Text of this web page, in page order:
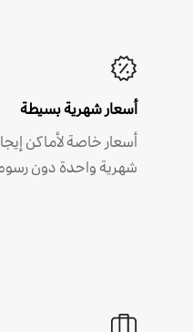
أسعار شهرية بسيطة
أسعار خاصة لأماكن
شهرية واحدة دون